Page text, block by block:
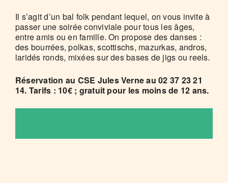
Il s’agit d’un bal folk pendant lequel, on vous invite à
passer une soirée conviviale pour tous les âges,
entre amis ou en famille. On propose des danses :
des bourrées, polkas, scottischs, mazurkas, andros,
laridés ronds, mixées sur des bases de jigs ou reels.
Réservation au CSE Jules Verne au 02 37 23 21
14. Tarifs : 10€ ; gratuit pour les moins de 12 ans.